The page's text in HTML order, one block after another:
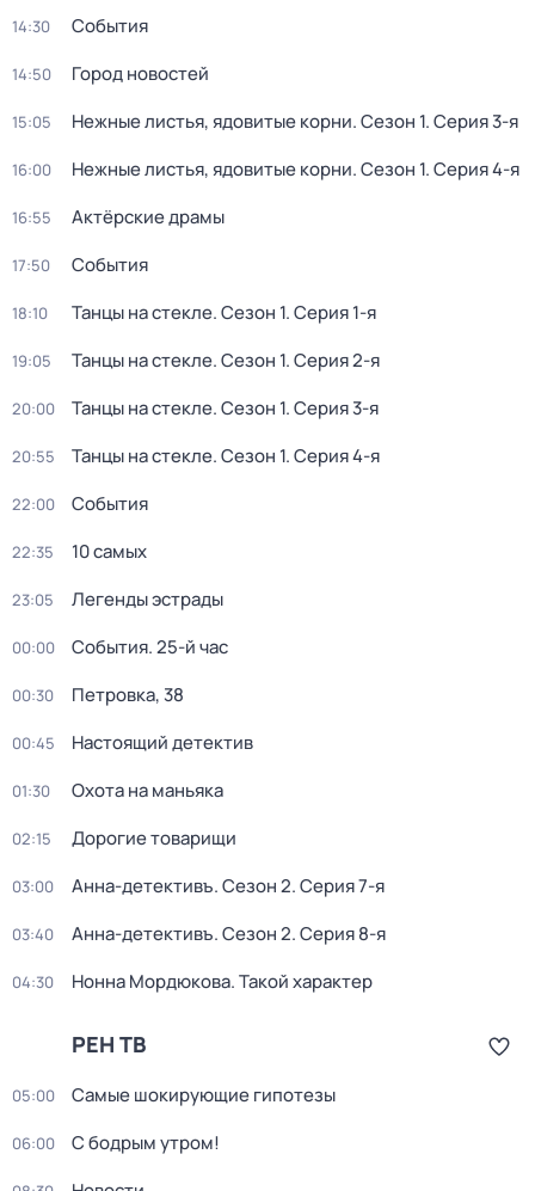
14:30 События
14:50 Город новостей
15:05 Нежные листья, ядовитые корни. Сезон 1. Серия 3-я
16:00 Нежные листья, ядовитые корни. Сезон 1. Серия 4-я
16:55 Актёрские драмы
17:50 События
18:10 Танцы на стекле. Сезон 1. Серия 1-я
19:05 Танцы на стекле. Сезон 1. Серия 2-я
20:00 Танцы на стекле. Сезон 1. Серия 3-я
20:55 Танцы на стекле. Сезон 1. Серия 4-я
22:00 События
22:35 10 самых
23:05 Легенды эстрады
00:00 События. 25-й час
00:30 Петровка, 38
00:45 Настоящий детектив
01:30 Охота на маньяка
02:15 Дорогие товарищи
03:00 Анна-детективъ. Сезон 2. Серия 7-я
03:40 Анна-детективъ. Сезон 2. Серия 8-я
04:30 Нонна Мордюкова. Такой характер
РЕН ТВ
05:00 Самые шoкиpующие гипотезы
06:00 С бодрым утром!